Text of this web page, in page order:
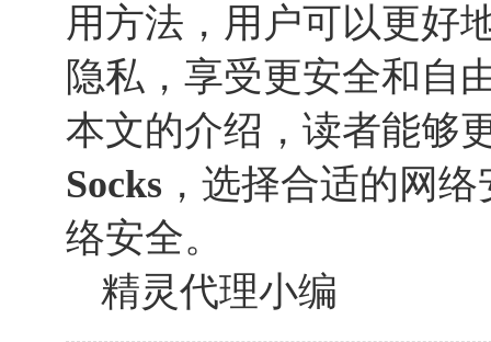
用方法，用户可以更好
隐私，享受更安全和自
本文的介绍，读者能够
Socks ，选择合适的网
络安全。
精灵代理小编